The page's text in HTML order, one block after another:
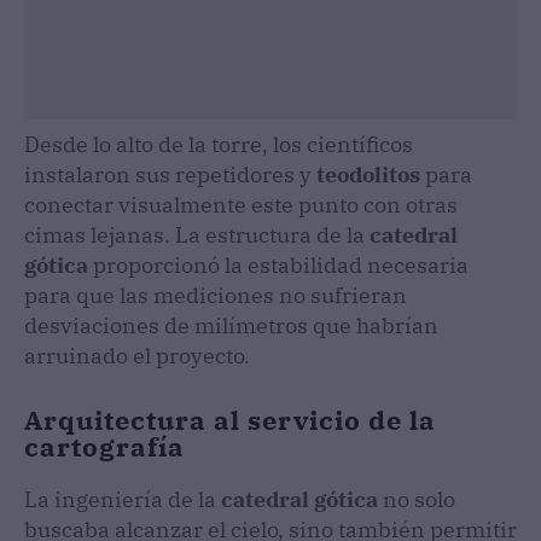
Desde lo alto de la torre, los científicos
instalaron sus repetidores yteodolitos para
conectar visualmente este punto con otras
cimas lejanas. La estructura de la catedral
gótica proporcionó la estabilidad necesaria
para que las mediciones no sufrieran
desviaciones de milímetros que habrían
arruinado el proyecto.
Arquitectura al servicio de la
cartografía
La ingeniería de la catedral gótica no solo
buscaba alcanzar el cielo, sino también permitir